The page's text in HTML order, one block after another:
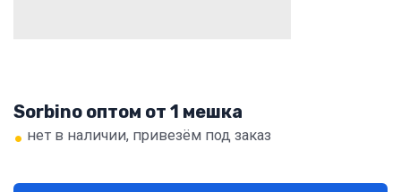
Sorbino оптом от 1 мешка
• нет в наличии, привезём под заказ